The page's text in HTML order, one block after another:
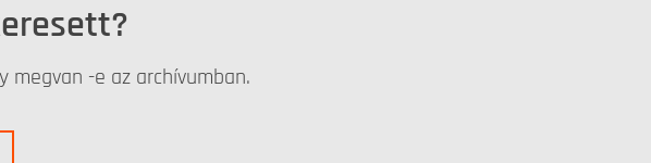
-e az archívumban.